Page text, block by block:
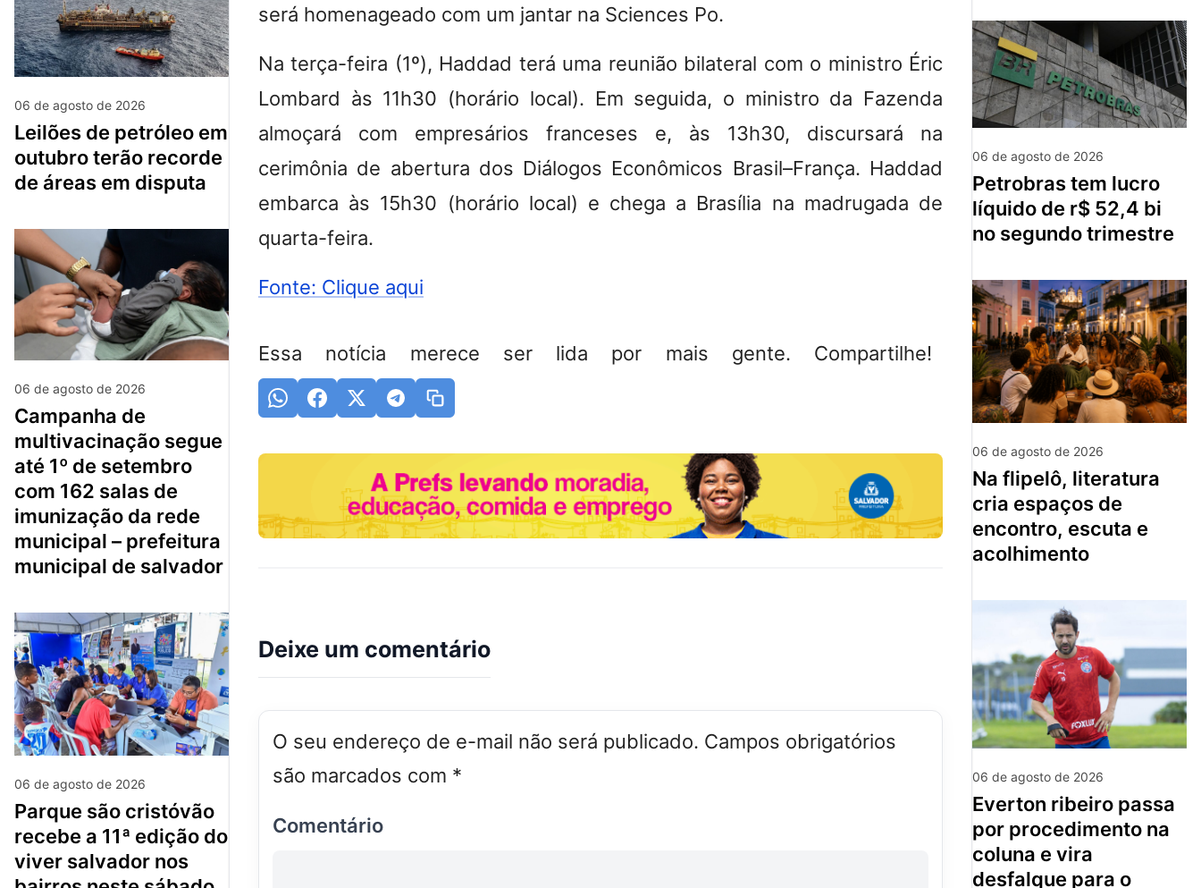
06 de agosto de 2026
leilões de petróleo em
outubro terão recorde
de áreas em disputa
06 de agosto de 2026
campanha de
multivacinação segue
até 1º de setembro
com 162 salas de
imunização da rede
municipal – prefeitura
municipal de salvador
06 de agosto de 2026
parque são cristóvão
recebe a 11ª edição do
viver salvador nos
será homenageado com um jantar na Sciences Po.
Na terça-feira (1º), Haddad terá uma reunião bilateral com o ministro Éric
Lombard às 11h30 (horário local). Em seguida, o ministro da Fazenda
almoçará com empresários franceses e, às 13h30, discursará na
cerimônia de abertura dos Diálogos Econômicos Brasil–França. Haddad
embarca às 15h30 (horário local) e chega a Brasília na madrugada de
quarta-feira.
Fonte: Clique aqui
Essa notícia merece ser lida por mais gente. Compartilhe!
Deixe um comentário
O seu endereço de e-mail não será publicado. Campos obrigatórios
são marcados com *
Comentário
06 de agosto de 2026
petrobras tem lucro
líquido de r$ 52,4 bi
no segundo trimestre
06 de agosto de 2026
na flipelô, literatura
cria espaços de
encontro, escuta e
acolhimento
06 de agosto de 2026
everton ribeiro passa
por procedimento na
coluna e vira
desfalque para o